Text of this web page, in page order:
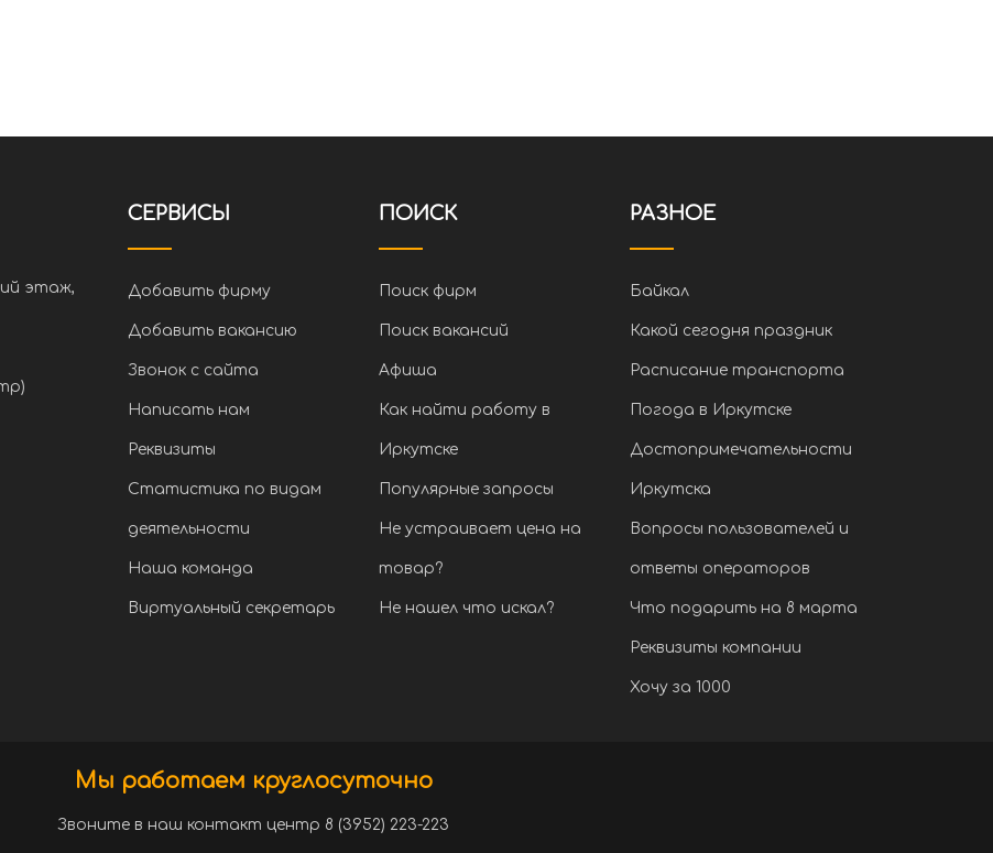
этаж,
СЕРВИСЫ
Добавить фирму
Добавить вакансию
Звонок с сайта
Написать нам
Реквизиты
Статистика по видам
деятельности
Наша команда
Виртуальный секретарь
ПОИСК
Поиск фирм
Поиск вакансий
Афиша
Как найти работу в
Иркутске
Популярные запросы
Не устраивает цена на
товар?
Не нашел что искал?
РАЗНОЕ
Байкал
Какой сегодня праздник
Расписание транспорта
Погода в Иркутске
Достопримечательности
Иркутска
Вопросы пользователей и
ответы операторов
Что подарить на 8 марта
Реквизиты компании
Хочу за 1000
Мы работаем круглосуточно
Звоните в наш контакт центр 8 (3952) 223-223